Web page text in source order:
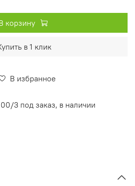
В избранное
корзину
в 1 клик
3 под заказ, в наличии